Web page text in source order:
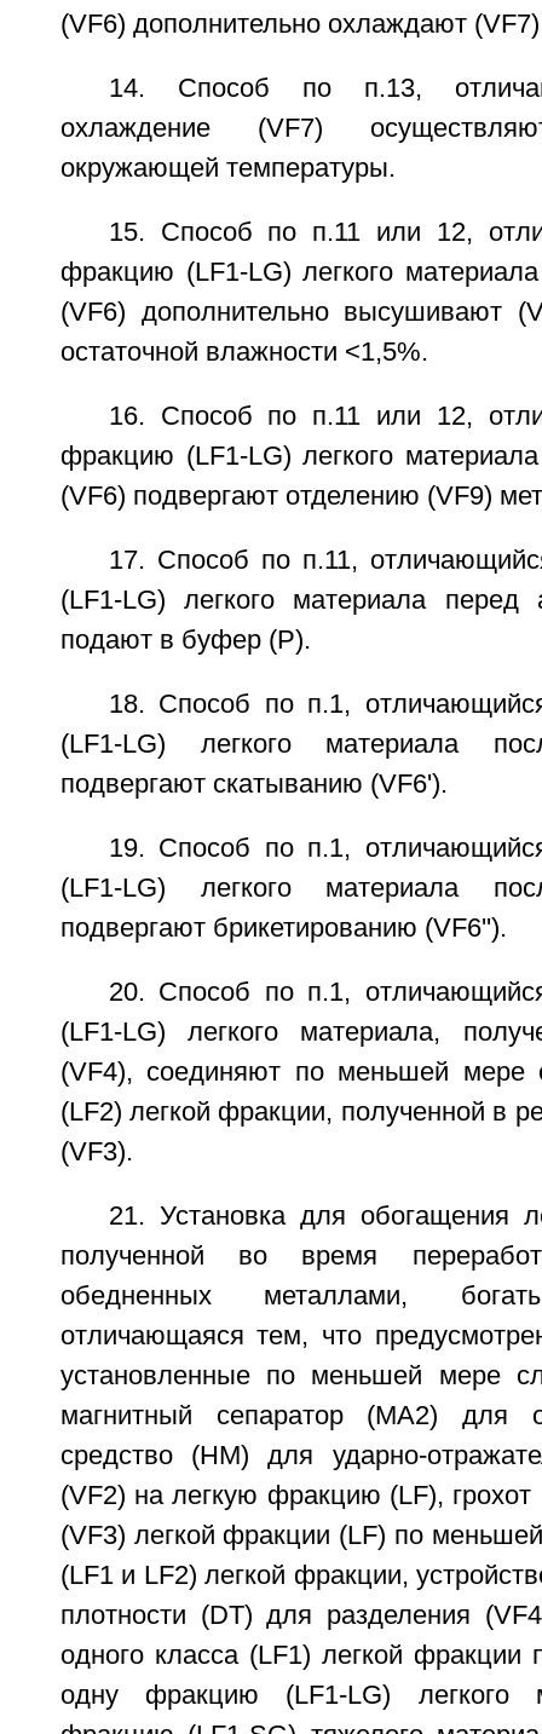
(VF6) дополнительно охлаждают
14. Способ по п.13,
охлаждение (VF7)
окружающей температуры.
15. Способ по п.11 или 12,
фракцию (LF1-LG) легкого
(VF6) дополнительно высушивают
остаточной влажности <1,5%.
16. Способ по п.11 или 12,
фракцию (LF1-LG) легкого
(VF6) подвергают отделению (VF9)
17. Способ по п.11,
(LF1-LG) легкого материала перед
подают в буфер (Р).
18. Способ по п.1,
(LF1-LG) легкого материала
подвергают скатыванию (VF6').
19. Способ по п.1,
(LF1-LG) легкого материала
подвергают брикетированию (VF6'').
20. Способ по п.1,
(LF1-LG) легкого материала,
(VF4), соединяют по меньшей мере
(LF2) легкой фракции, полученной в
(VF3).
21. Установка для обогащения
полученной во время
обедненных металлами,
отличающаяся тем, что
установленные по меньшей мере
магнитный сепаратор (МА2) для
средство (НМ) для ударно-
(VF2) на легкую фракцию (LF), грохот
(VF3) легкой фракции (LF) по
(LF1 и LF2) легкой фракции,
плотности (DT) для разделения
одного класса (LF1) легкой
одну фракцию (LF1-LG) легкого